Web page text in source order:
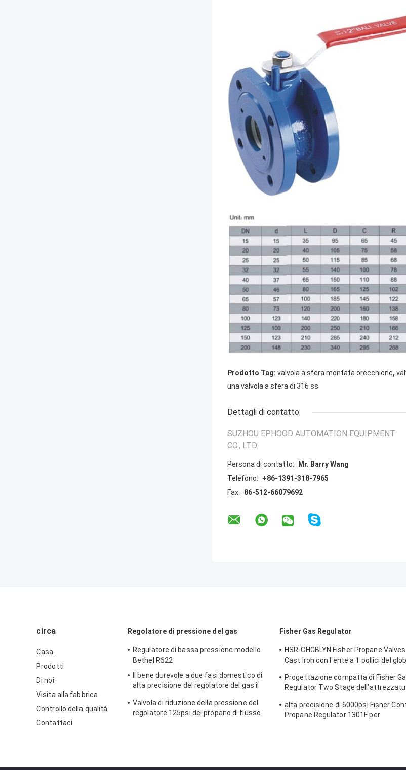
Prodotto Tag: valvola a sfera montata orecchione,
una valvola a sfera di 316 ss
Dettagli di contatto
SUZHOU EPHOOD AUTOMATION EQUIPMENT
CO., LTD.
Persona di contatto:
Mr. Barry Wang
Telefono:
+86-1391-318-7965
Fax:
86-512-66079692
circa
Casa.
Prodotti
Di noi
Visita alla fabbrica
Controllo della qualità
Contattaci
Regolatore di pressione del gas
Regulatore di bassa pressione modello
Bethel R622
Il bene durevole a due fasi domestico di
alta precisione del regolatore del gas il
ghisa
Valvola di riduzione della pressione del
regolatore 125psi del propano di flusso
Fisher Gas Regulator
HSR-CHGBLYN Fisher Propane Valves
Cast Iron con l'ente a 1 pollici del
Progettazione compatta di Fisher
Regulator Two Stage
alta precisione di 6000psi Fisher
Propane Regulator 1301F per